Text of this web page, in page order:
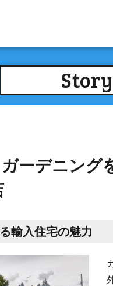
Story
ーデニング
輸入住宅の魅力